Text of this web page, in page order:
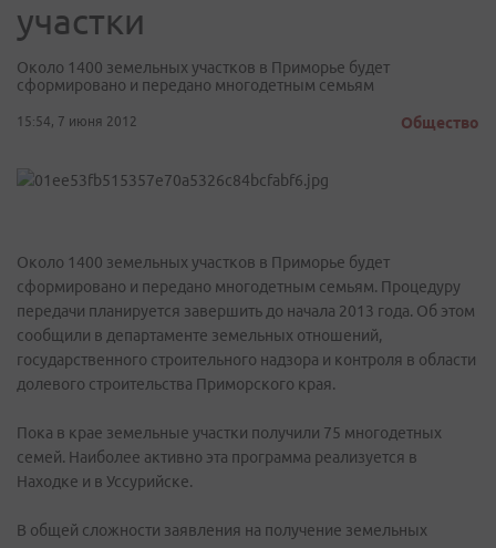
участки
Около 1400 земельных участков в Приморье будет
сформировано и передано многодетным семьям
15:54, 7 июня 2012 Общество
Около 1400 земельных участков в Приморье будет
сформировано и передано многодетным семьям. Процедуру
передачи планируется завершить до начала 2013 года. Об этом
сообщили в департаменте земельных отношений,
государственного строительного надзора и контроля в области
долевого строительства Приморского края.
Пока в крае земельные участки получили 75 многодетных
семей. Наиболее активно эта программа реализуется в
Находке и в Уссурийске.
В общей сложности заявления на получение земельных